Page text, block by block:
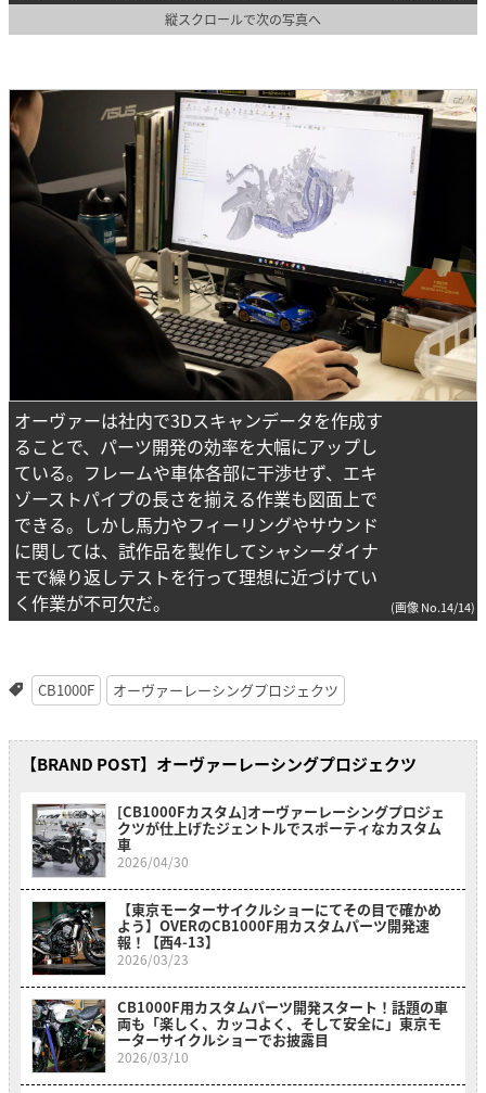
縦スクロールで次の写真へ
オーヴァーは社内で3Dスキャンデータを作成す
ることで、パーツ開発の効率を大幅にアップし
ている。フレームや車体各部に干渉せず、エキ
ゾーストパイプの長さを揃える作業も図面上で
できる。しかし馬力やフィーリングやサウンド
に関しては、試作品を製作してシャシーダイナ
モで繰り返しテストを行って理想に近づけてい
く作業が不可欠だ。
(画像 No.14/14)
CB1000F オーヴァーレーシングプロジェクツ
【BRAND POST】オーヴァーレーシングプロジェクツ
[CB1000Fカスタム]オーヴァーレーシングプロジェ
クツが仕上げたジェントルでスポーティなカスタム
車
2026/04/30
【東京モーターサイクルショーにてその目で確かめ
よう】OVERのCB1000F用カスタムパーツ開発速
報！【西4-13】
2026/03/23
CB1000F用カスタムパーツ開発スタート！話題の車
両も「楽しく、カッコよく、そして安全に」東京モ
ーターサイクルショーでお披露目
2026/03/10